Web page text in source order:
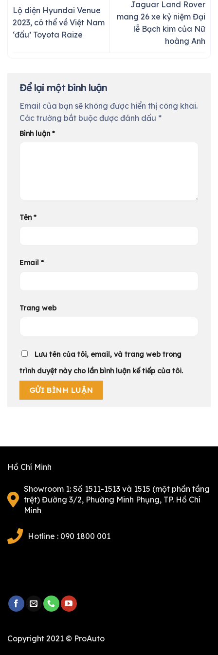
Lộ diện Hyundai Venue
2023, có thể về Việt Nam
‘đấu’ Toyota Raize
Jaguar Land Rover
mang 26 xe kỷ niệm Đại
lễ Bạch kim của Nữ
hoàng Anh
Để lại một bình luận
Email của bạn sẽ không được hiển thị công khai.
Các trường bắt buộc được đánh dấu *
Bình luận *
Tên *
Email *
Trang web
Lưu tên của tôi, email, và trang web trong
trình duyệt này cho lần bình luận kế tiếp của tôi.
Hồ Chí Minh
Showroom 1: Số 1511-1513 và 1515 (một phần tầng
trệt) Đường 3/2, Phường Minh Phụng, TP. Hồ Chí
Minh
Hotline : 090 1800 001
Copyright 2021 © ProAuto